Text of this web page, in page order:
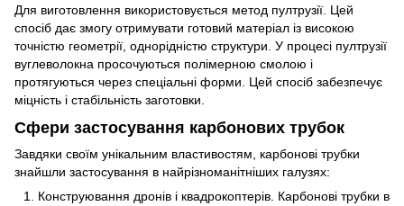
Для виготовлення використовується метод пултрузії. Цей
спосіб дає змогу отримувати готовий матеріал із високою
точністю геометрії, однорідністю структури. У процесі пултрузії
вуглеволокна просочуються полімерною смолою і
протягуються через спеціальні форми. Цей спосіб забезпечує
міцність і стабільність заготовки.
Сфери застосування карбонових трубок
Завдяки своїм унікальним властивостям, карбонові трубки
знайшли застосування в найрізноманітніших галузях:
Конструювання дронів і квадрокоптерів. Карбонові трубки в